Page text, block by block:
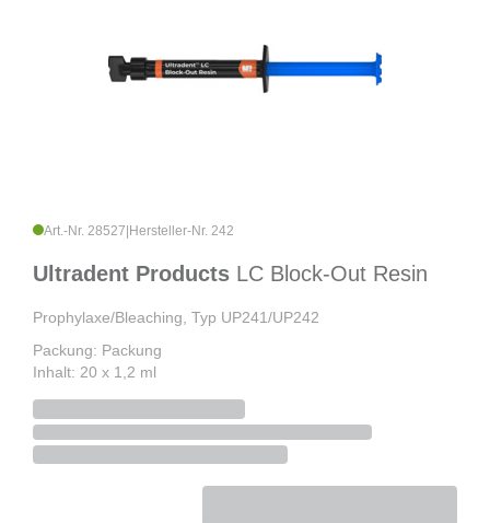
Art.-Nr. 28527 Hersteller-Nr. 242
Ultradent Products LC Block-Out Resin
Prophylaxe/Bleaching, Typ UP241/UP242
Packung: Packung
Inhalt: 20 x 1,2 ml